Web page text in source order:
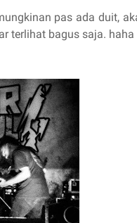
pas ada duit,
terlihat bagus saja. haha